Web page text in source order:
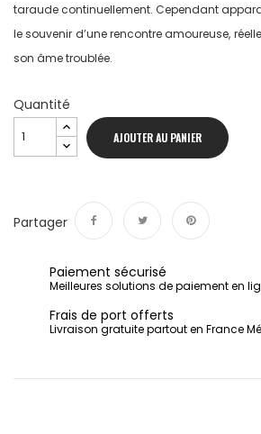
taraude continuellement. Cependant
le souvenir d’une rencontre amoureuse,
son âme troublée.
Quantité
AJOUTER AU PANIER
Partager
Paiement sécurisé
Meilleures solutions de paiement en
Frais de port offerts
Livraison gratuite partout en France